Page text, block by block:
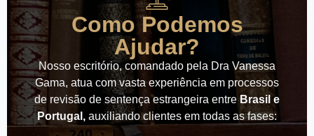
Como Podemos
Ajudar?
Nosso escritório, comandado pela Dra Vanessa
Gama, atua com vasta experiência em processos
de revisão de sentença estrangeira entreBrasil e
Portugal, auxiliando clientes em todas as fases: